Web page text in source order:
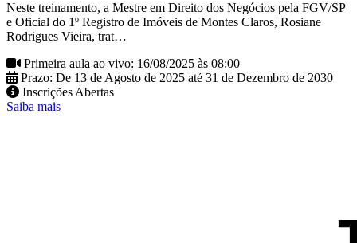
Neste treinamento, a Mestre em Direito dos Negócios pela FGV/SP
e Oficial do 1º Registro de Imóveis de Montes Claros, Rosiane
Rodrigues Vieira, trat…
Primeira aula ao vivo: 16/08/2025 às 08:00
Prazo: De 13 de Agosto de 2025 até 31 de Dezembro de 2030
Inscrições Abertas
Saiba mais